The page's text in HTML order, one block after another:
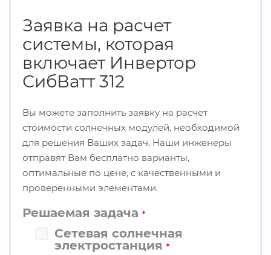
Заявка на расчет
системы, которая
включает Инвертор
СибВатт 312
Вы можете заполнить заявку на расчет
стоимости солнечных модулей, необходимой
для решения Ваших задач. Наши инженеры
отправят Вам бесплатно варианты,
оптимальные по цене, с качественными и
проверенными элементами.
Решаемая задача *
Сетевая солнечная
электростанция *